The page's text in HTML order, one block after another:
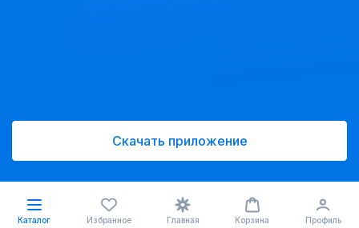
Скачать приложение
Каталог Избранное Главная Корзина Профиль